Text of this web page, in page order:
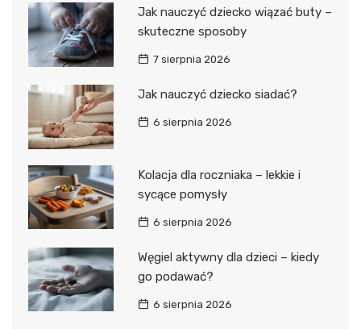
Jak nauczyć dziecko wiązać buty –
skuteczne sposoby
7 sierpnia 2026
Jak nauczyć dziecko siadać?
6 sierpnia 2026
Kolacja dla roczniaka – lekkie i
sycące pomysły
6 sierpnia 2026
Węgiel aktywny dla dzieci – kiedy
go podawać?
6 sierpnia 2026